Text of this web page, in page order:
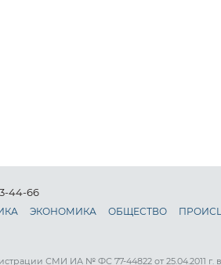
44-66
ЭКОНОМИКА ОБЩЕСТВО
СМИ ИА № ФС 77-44822 от 25.04.2011